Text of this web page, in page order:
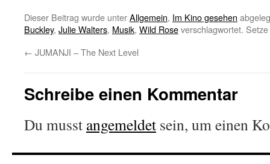
Dieser Beitrag wurde unterAllgemein, Im Kino gesehen
Buckley, Julie Walters, Musik, Wild Roseverschlagwortet.
← JUMANJI – The Next Level
Schreibe einen Kommentar
Du musst angemeldet sein, um einen